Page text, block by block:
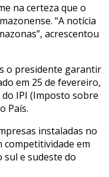
na certeza que o
“A notícia
acrescentou
o presidente garantir
em 25 de fevereiro,
IPI (Imposto sobre
País.
instaladas no
em
sul e sudeste do